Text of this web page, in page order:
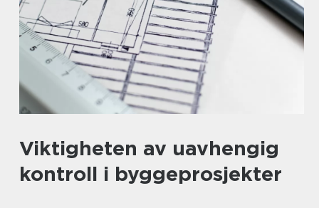
Viktigheten av uavhengig
kontroll i byggeprosjekter